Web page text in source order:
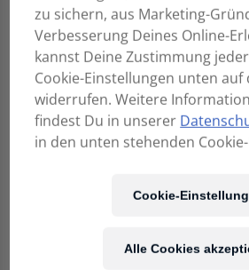
zu sichern, aus Marketing-
Verbesserung Deines Online-
kannst Deine Zustimmung
Cookie-Einstellungen unten auf
widerrufen. Weitere
findest Du in unserer
in den unten stehenden
Cookie-
Alle Cookies